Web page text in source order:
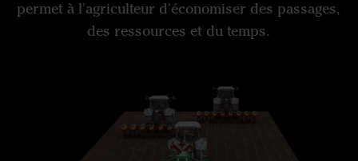
permet à l'agriculteur d'économiser des passages,
des ressources et du temps.